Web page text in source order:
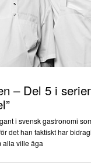
– Del 5 i
i svensk gastronomi
det han faktiskt har
alla ville äga